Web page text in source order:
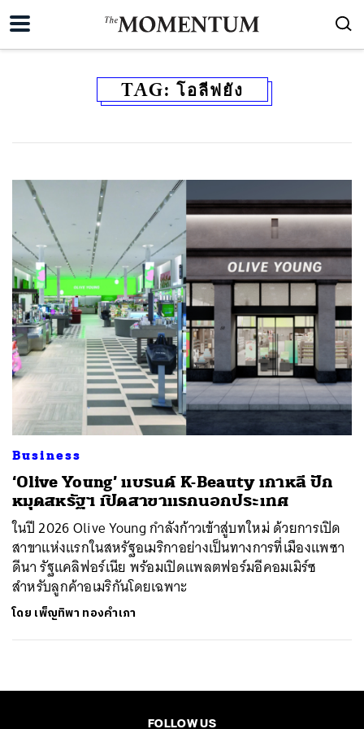
TAG: โอลีฟยัง
Business
‘Olive Young’ แบรนด์ K-Beauty เกาหลี ปัก
หมุดสหรัฐฯ เปิดสาขาแรกนอกประเทศ
ในปี 2026 Olive Young กำลังก้าวเข้าสู่บทใหม่ ด้วยการเปิด
สาขาแห่งแรกในสหรัฐอเมริกาอย่างเป็นทางการที่เมืองแพซา
ดีนา รัฐแคลิฟอร์เนีย พร้อมเปิดแพลตฟอร์มอีคอมเมิร์ซ
สำหรับลูกค้าอเมริกันโดยเฉพาะ
โดย เพ็ญทิพา ทองคำเภา
FOLLOW US
SHARE TWEET EMAIL